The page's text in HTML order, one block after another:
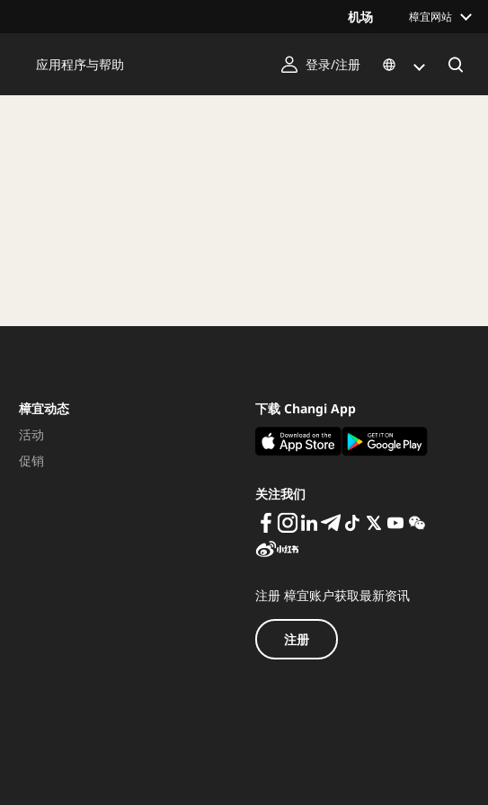
机场 樟宜网站
应用程序与帮助 登录/注册
樟宜动态
活动
促销
下载 Changi App
关注我们
注册 樟宜账户获取最新资讯
注册